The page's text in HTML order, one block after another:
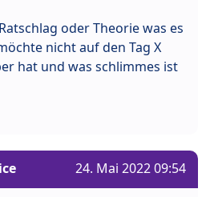
oder Theorie was es
nicht auf den Tag X
hat und was schlimmes ist
24. Mai 2022 09:54